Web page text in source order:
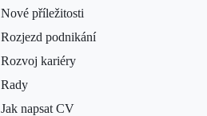
Nové příležitosti
Rozjezd podnikání
Rozvoj kariéry
Rady
Jak napsat CV